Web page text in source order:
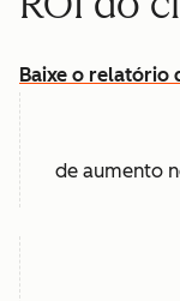
Baixe o relatório
de aumento